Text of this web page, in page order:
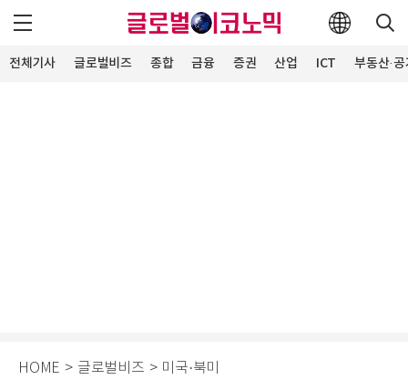
전체기사 글로벌비즈 종합 금융 증권 산업 ICT 부동산·
HOME > 글로벌비즈 > 미국·북미